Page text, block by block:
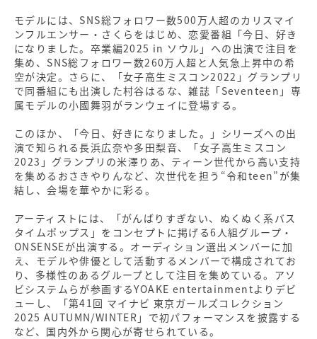
モデルには、SNS総フォロワー数500万人超のカリスマイ
ンフルエンサー・さくらをはじめ、恋愛番組「今日、好き
になりました。卒業編2025 in ソウル」への出演で注目を
集め、SNS総フォロワー数260万人超と人気急上昇中の希
空が決定。さらに、「女子高生ミスコン2022」グランプリ
で同番組にも出演した村谷はるな、雑誌「Seventeen」専
属モデルの小國舞羽がランウェイに登場する。
このほか、「今日、好きになりました。」シリーズへの出
演で知られる長浜広奈や多田梨音、「女子高生ミスコン
2023」グランプリの米澤りあ、ティーン世代から高い支持
を集めるおさきやりんなど、次世代を担う“令和teen”が集
結し、会場を華やかに彩る。
アーティストには、「がんばりすぎない、ぬくぬく系バス
タイムポップス」をコンセプトに掲げる6人組グループ・
ONSENSEが出演する。オーディション選出メンバーに加
え、モデルや俳優として活動するメンバーで構成されてお
り、多様性のあるグループとして注目を集めている。アソ
ビシステムらが参画するYOAKE entertainmentよりデビ
ューし、「第41回 マイナビ 東京ガールズコレクション
2025 AUTUMN/WINTER」で初パフォーマンスを披露する
など、国内外から関心が寄せられている。